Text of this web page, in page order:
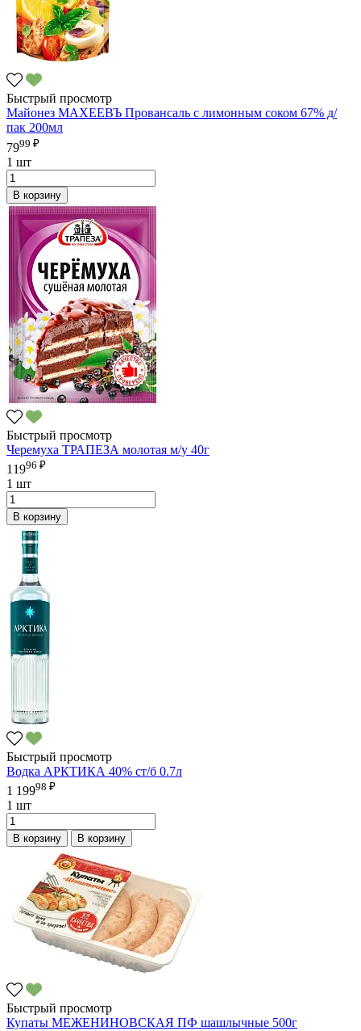
Быстрый просмотр
Майонез МАХЕЕВЪ Провансаль с лимонным соком 67% д/
пак 200мл
7999 ₽
1 шт
В корзину
Быстрый просмотр
Черемуха ТРАПЕЗА молотая м/у 40г
11996 ₽
1 шт
В корзину
Быстрый просмотр
Водка АРКТИКА 40% ст/б 0.7л
1 19998 ₽
1 шт
В корзину В корзину
Быстрый просмотр
Купаты МЕЖЕНИНОВСКАЯ ПФ шашлычные 500г